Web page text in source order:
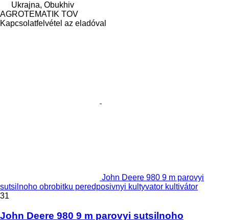
Ukrajna, Obukhiv
AGROTEMATIK TOV
Kapcsolatfelvétel az eladóval
John Deere 980 9 m parovyi
sutsilnoho obrobitku peredposivnyi kultyvator kultivátor
31
John Deere 980 9 m parovyi sutsilnoho